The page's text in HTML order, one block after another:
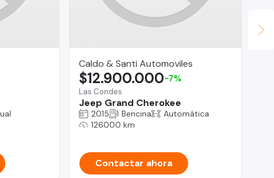
Caldo & Santi Automoviles
Las Condes
Jeep Grand Cherokee
$12.900.000-7%
2015 Bencina
Automática
126000 km
Contactar ahora